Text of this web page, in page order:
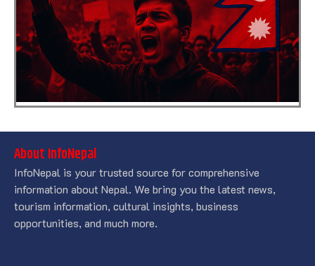
About InfoNepal
InfoNepal is your trusted source for comprehensive
information about Nepal. We bring you the latest news,
tourism information, cultural insights, business
opportunities, and much more.